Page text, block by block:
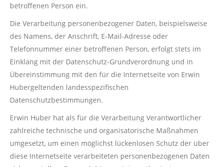
betroffenen Person ein.
Die Verarbeitung personenbezogener Daten, beispielsweise
des Namens, der Anschrift, E-Mail-Adresse oder
Telefonnummer einer betroffenen Person, erfolgt stets im
Einklang mit der Datenschutz-Grundverordnung und in
Übereinstimmung mit den für die Internetseite von Erwin
Hubergeltenden landesspezifischen
Datenschutzbestimmungen.
Erwin Huber hat als für die Verarbeitung Verantwortlicher
zahlreiche technische und organisatorische Maßnahmen
umgesetzt, um einen möglichst lückenlosen Schutz der über
diese Internetseite verarbeiteten personenbezogenen Daten